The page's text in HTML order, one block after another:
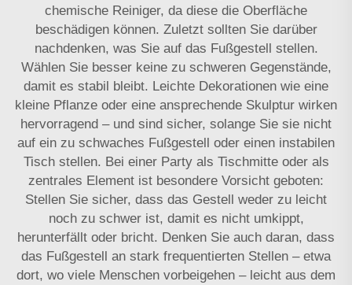
chemische Reiniger, da diese die Oberfläche
beschädigen können. Zuletzt sollten Sie darüber
nachdenken, was Sie auf das Fußgestell stellen.
Wählen Sie besser keine zu schweren Gegenstände,
damit es stabil bleibt. Leichte Dekorationen wie eine
kleine Pflanze oder eine ansprechende Skulptur wirken
hervorragend – und sind sicher, solange Sie sie nicht
auf ein zu schwaches Fußgestell oder einen instabilen
Tisch stellen. Bei einer Party als Tischmitte oder als
zentrales Element ist besondere Vorsicht geboten:
Stellen Sie sicher, dass das Gestell weder zu leicht
noch zu schwer ist, damit es nicht umkippt,
herunterfällt oder bricht. Denken Sie auch daran, dass
das Fußgestell an stark frequentierten Stellen – etwa
dort, wo viele Menschen vorbeigehen – leicht aus dem